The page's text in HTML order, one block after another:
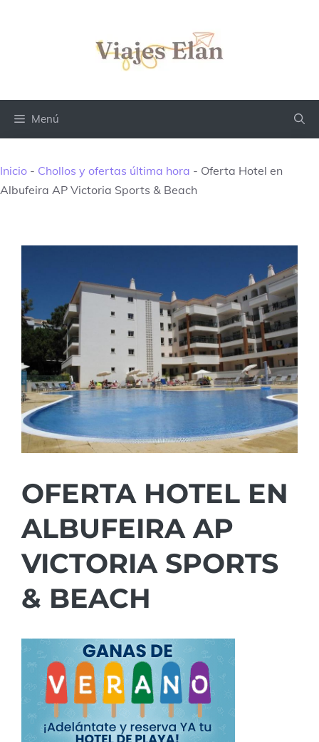
Menú
Inicio - Chollos y ofertas última hora - Oferta Hotel en
Albufeira AP Victoria Sports & Beach
OFERTA HOTEL EN
ALBUFEIRA AP
VICTORIA SPORTS
& BEACH